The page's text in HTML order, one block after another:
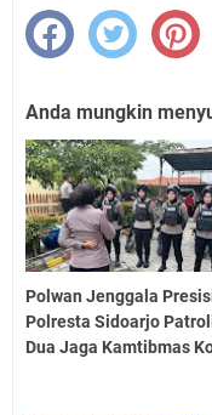
Anda mungkin
Polwan Jenggala
Polresta Sidoarjo
Dua Jaga Kamtibmas